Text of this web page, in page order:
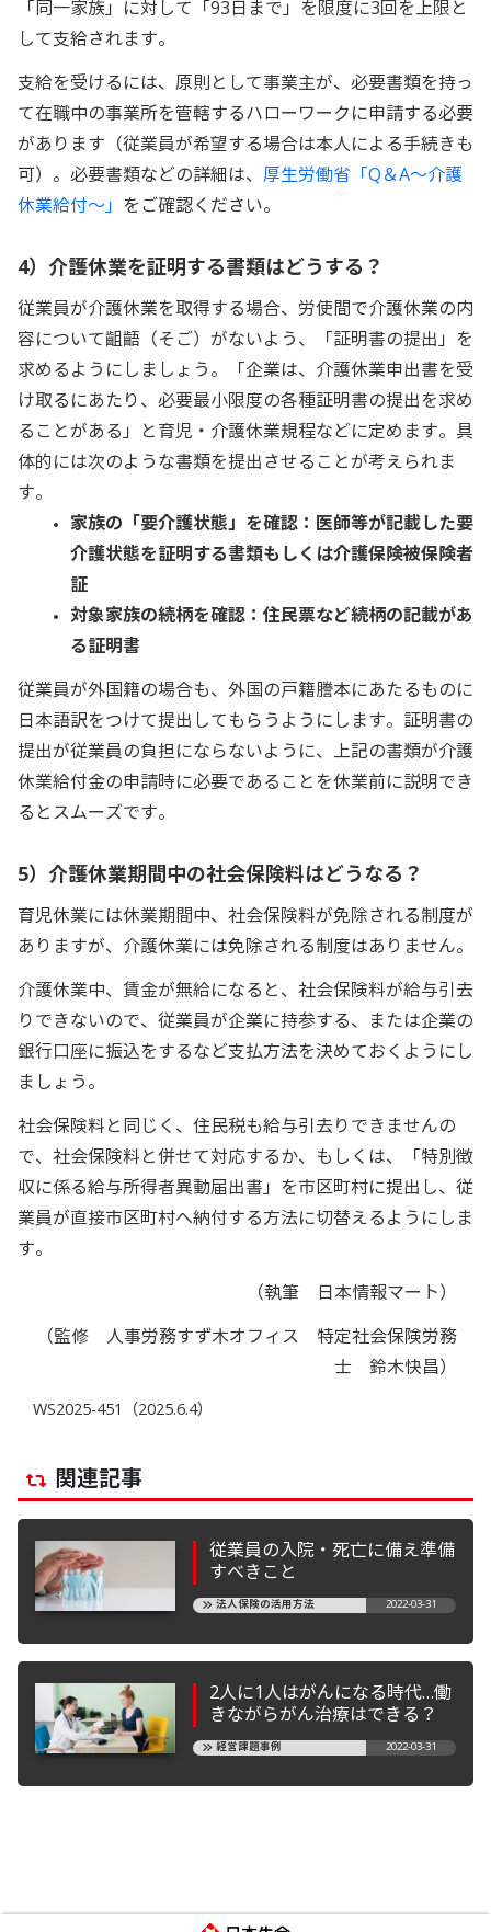
「同一家族」に対して「93日まで」を限度に3回を上限と
して支給されます。
支給を受けるには、原則として事業主が、必要書類を持っ
て在職中の事業所を管轄するハローワークに申請する必要
があります（従業員が希望する場合は本人による手続きも
可）。必要書類などの詳細は、 厚生労働省「Q＆A～介護
休業給付～」
をご確認ください。
4）介護休業を証明する書類はどうする？
従業員が介護休業を取得する場合、労使間で介護休業の内
容について齟齬（そご）がないよう、「証明書の提出」を
求めるようにしましょう。「企業は、介護休業申出書を受
け取るにあたり、必要最小限度の各種証明書の提出を求め
ることがある」と育児・介護休業規程などに定めます。具
体的には次のような書類を提出させることが考えられま
す。
家族の「要介護状態」を確認：医師等が記載した要
介護状態を証明する書類もしくは介護保険被保険者
証
対象家族の続柄を確認：住民票など続柄の記載があ
る証明書
従業員が外国籍の場合も、外国の戸籍謄本にあたるものに
日本語訳をつけて提出してもらうようにします。証明書の
提出が従業員の負担にならないように、上記の書類が介護
休業給付金の申請時に必要であることを休業前に説明でき
るとスムーズです。
5）介護休業期間中の社会保険料はどうなる？
育児休業には休業期間中、社会保険料が免除される制度が
ありますが、介護休業には免除される制度はありません。
介護休業中、賃金が無給になると、社会保険料が給与引去
りできないので、従業員が企業に持参する、または企業の
銀行口座に振込をするなど支払方法を決めておくようにし
ましょう。
社会保険料と同じく、住民税も給与引去りできませんの
で、社会保険料と併せて対応するか、もしくは、「特別徴
収に係る給与所得者異動届出書」を市区町村に提出し、従
業員が直接市区町村へ納付する方法に切替えるようにしま
す。
（執筆 日本情報マート）
（監修 人事労務すず木オフィス 特定社会保険労務
士 鈴木快昌）
WS2025-451（2025.6.4）
関連記事
従業員の入院・死亡に備え準備
すべきこと
法人保険の活用方法 2022-03-31
2人に1人はがんになる時代…働
きながらがん治療はできる？
経営課題事例 2022-03-31